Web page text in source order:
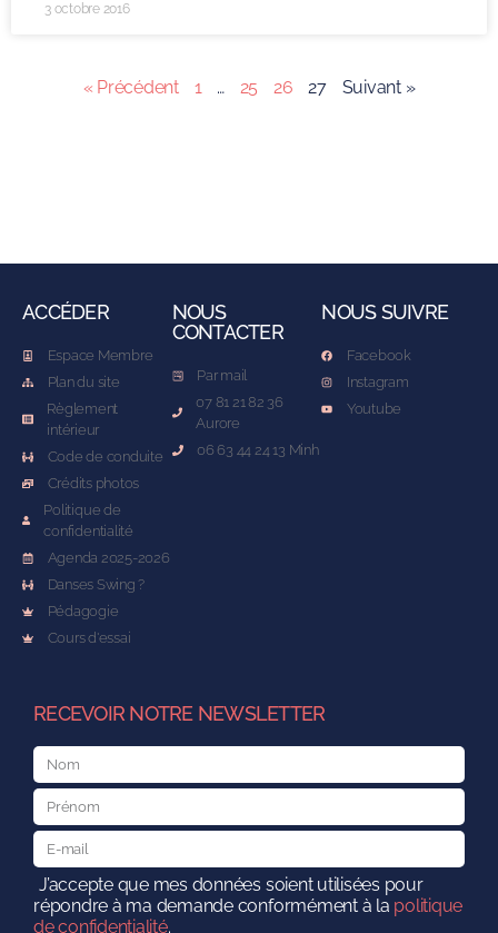
3 octobre 2016
« Précédent 1 … 25 26 27 Suivant »
ACCÉDER
Espace Membre
Plan du site
Règlement
intérieur
Code de conduite
Crédits photos
Politique de
confidentialité
Agenda 2025-2026
Danses Swing ?
Pédagogie
Cours d'essai
NOUS
CONTACTER
Par mail
07 81 21 82 36
Aurore
06 63 44 24 13 Minh
NOUS SUIVRE
Facebook
Instagram
Youtube
RECEVOIR NOTRE NEWSLETTER
J’accepte que mes données soient utilisées pour
répondre à ma demande conformément à la politique
de confidentialité.